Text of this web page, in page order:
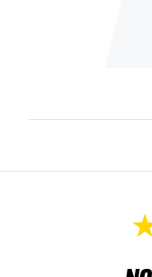
Découvrez la